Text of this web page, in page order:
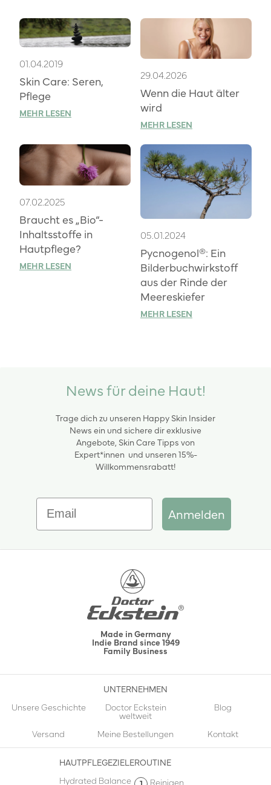
01.04.2019
Skin Care: Seren,
Pflege
MEHR LESEN
29.04.2026
Wenn die Haut älter
wird
MEHR LESEN
07.02.2025
Braucht es „Bio“-
Inhaltsstoffe in
Hautpflege?
MEHR LESEN
05.01.2024
Pycnogenol®: Ein
Bilderbuchwirkstoff
aus der Rinde der
Meereskiefer
MEHR LESEN
News für deine Haut!
Trage dich zu unseren Happy Skin Insider
News ein und sichere dir exklusive
Angebote, Skin Care Tipps von
Expert*innen und unseren 15%-
Willkommensrabatt!
Email
Anmelden
Made in Germany
Indie Brand since 1949
Family Business
UNTERNEHMEN
Unsere Geschichte
Doctor Eckstein
weltweit
Blog
Versand Meine Bestellungen Kontakt
HAUTPFLEGEZIELE
Hydrated Balance
ROUTINE
Reinigen